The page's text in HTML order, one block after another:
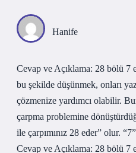
Hanife
Cevap ve Açıklama: 28 bölü
bu şekilde düşünmek, onları
çözmenize yardımcı olabilir.
çarpma problemine
ile çarpımınız 28 eder” olur.
Cevap ve Açıklama: 28 bölü